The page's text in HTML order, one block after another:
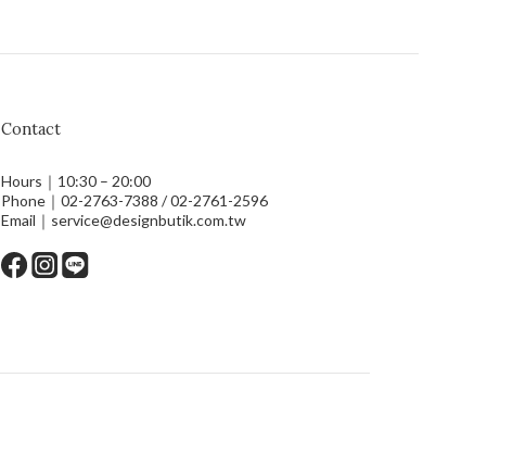
Contact
Hours｜10:30 – 20:00
Phone｜02-2763-7388 / 02-2761-2596
Email｜service@designbutik.com.tw